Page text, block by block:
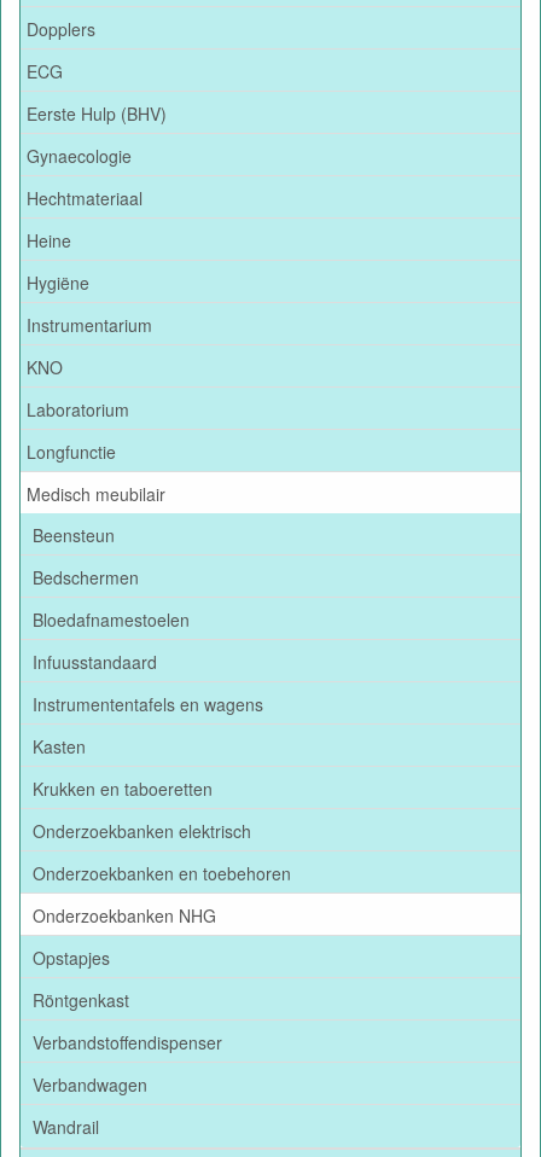
Dopplers
ECG
Eerste Hulp (BHV)
Gynaecologie
Hechtmateriaal
Heine
Hygiëne
Instrumentarium
KNO
Laboratorium
Longfunctie
Medisch meubilair
Beensteun
Bedschermen
Bloedafnamestoelen
Infuusstandaard
Instrumententafels en wagens
Kasten
Krukken en taboeretten
Onderzoekbanken elektrisch
Onderzoekbanken en toebehoren
Onderzoekbanken NHG
Opstapjes
Röntgenkast
Verbandstoffendispenser
Verbandwagen
Wandrail